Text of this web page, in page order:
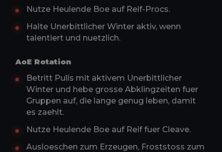
Nutze Heulende Boe auf Reif-Procs.
Halte Unerbittlicher Winter aktiv, wenn
talentiert und nuetzlich.
AoE Rotation
Betritt Pulls mit aktivem Unerbittlicher
Winter und hebe grosse Abklingzeiten fuer
Gruppen auf, die lange genug leben, damit
es zaehlt.
Nutze Heulende Boe auf Reif fuer Cleave.
Ausloeschen zum Erzeugen, Froststoss zum